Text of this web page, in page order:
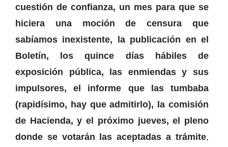
cuestión de confianza, un mes para que se
hiciera una moción de censura que
sabíamos inexistente, la publicación en el
Boletín, los quince días hábiles de
exposición pública, las enmiendas y sus
impulsores, el informe que las tumbaba
(rapidísimo, hay que admitirlo), la comisión
de Hacienda, y el próximo jueves, el pleno
donde se votarán las aceptadas a trámite,